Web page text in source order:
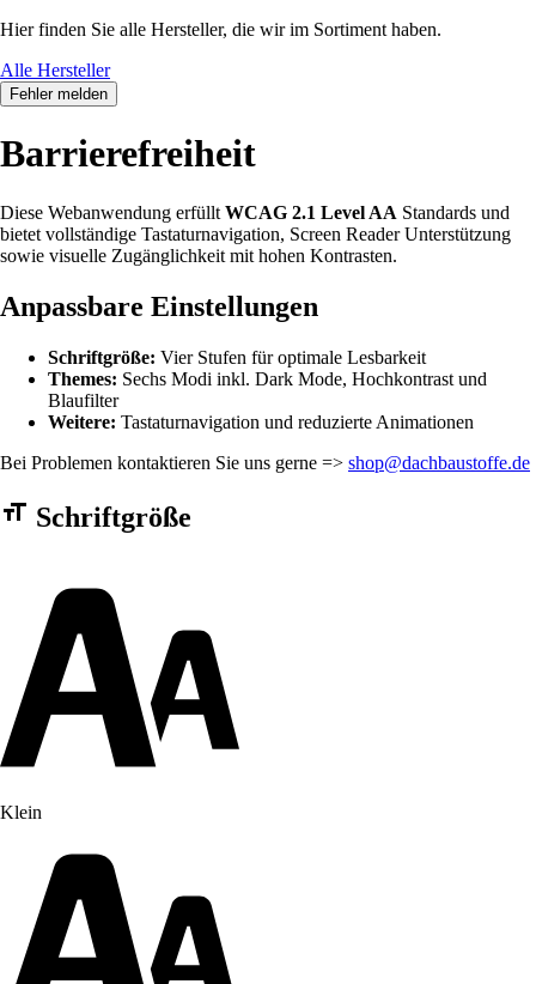
Hier finden Sie alle Hersteller, die wir im Sortiment haben.
Alle Hersteller
Fehler melden
Barrierefreiheit
Diese Webanwendung erfüllt WCAG 2.1 Level AA Standards und
bietet vollständige Tastaturnavigation, Screen Reader Unterstützung
sowie visuelle Zugänglichkeit mit hohen Kontrasten.
Anpassbare Einstellungen
Schriftgröße: Vier Stufen für optimale Lesbarkeit
Themes: Sechs Modi inkl. Dark Mode, Hochkontrast und
Blaufilter
Weitere: Tastaturnavigation und reduzierte Animationen
Bei Problemen kontaktieren Sie uns gerne => shop@dachbaustoffe.de
Barrierefreiheit Einstellungen Formular
Schriftgröße
Klein